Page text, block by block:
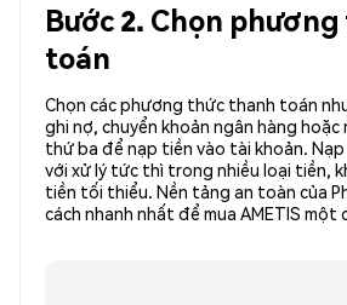
Bước 2. Chọn
toán
Chọn các phương thức thanh toán
ghi nợ, chuyển khoản ngân hàng hoặc
thứ ba để nạp tiền vào tài khoản.
với xử lý tức thì trong nhiều loại tiền,
tiền tối thiểu. Nền tảng an toàn của
cách nhanh nhất để mua AMETIS một